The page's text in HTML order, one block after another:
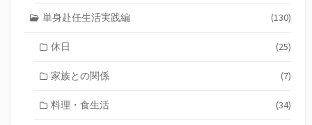
単身赴任生活実践編 (130)
休日 (25)
家族との関係 (7)
料理・食生活 (34)